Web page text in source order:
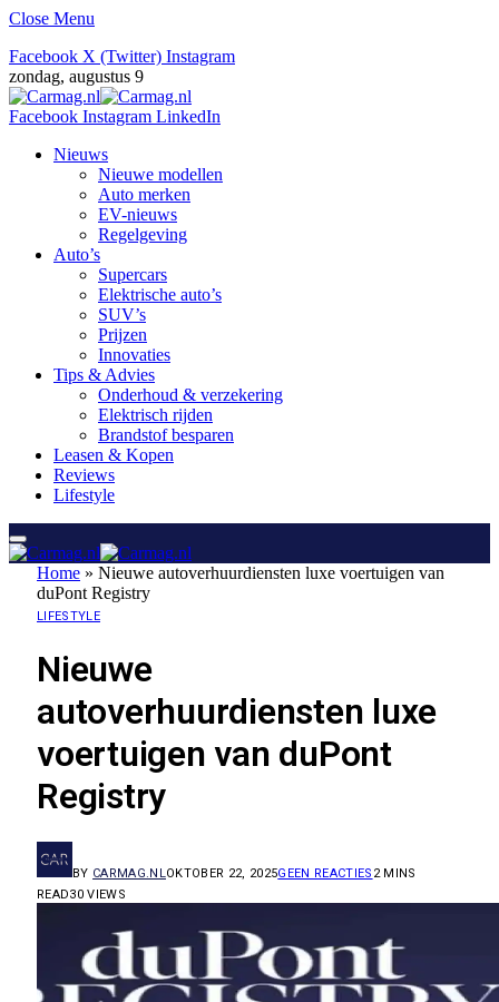
Close Menu
Facebook X (Twitter) Instagram
zondag, augustus 9
Facebook Instagram LinkedIn
Nieuws
Nieuwe modellen
Auto merken
EV-nieuws
Regelgeving
Auto’s
Supercars
Elektrische auto’s
SUV’s
Prijzen
Innovaties
Tips & Advies
Onderhoud & verzekering
Elektrisch rijden
Brandstof besparen
Leasen & Kopen
Reviews
Lifestyle
Home » Nieuwe autoverhuurdiensten luxe voertuigen van
duPont Registry
LIFESTYLE
Nieuwe
autoverhuurdiensten luxe
voertuigen van duPont
Registry
BY CARMAG.NLOKTOBER 22, 2025GEEN REACTIES 2 MINS
READ30VIEWS